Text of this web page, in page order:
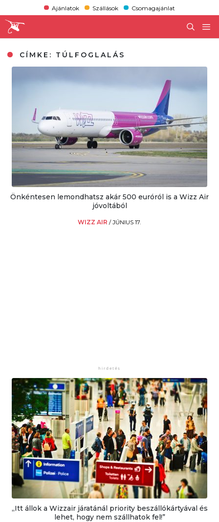
Ajánlatok Szállások Csomagajánlat
CÍMKE: TÚLFOGLALÁS
Önkéntesen lemondhatsz akár 500 euróról is a Wizz Air
jóvoltából
WIZZ AIR /JÚNIUS 17.
„Itt állok a Wizzair járatánál priority beszállókártyával és
lehet, hogy nem szállhatok fel!”